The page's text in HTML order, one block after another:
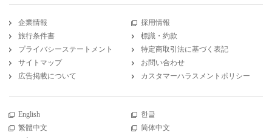
企業情報
採用情報
旅行条件書
標識・約款
プライバシーステートメント
特定商取引法に基づく表記
サイトマップ
お問い合わせ
広告掲載について
カスタマーハラスメントポリシー
English
한글
繁體中文
简体中文